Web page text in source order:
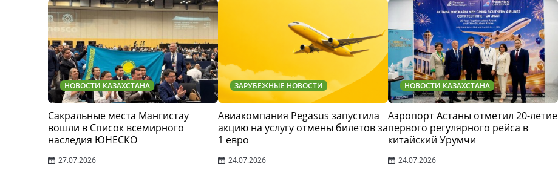
НОВОСТИ КАЗАХСТАНА
Сакральные места Мангистау
вошли в Список всемирного
наследия ЮНЕСКО
27.07.2026
ЗАРУБЕЖНЫЕ НОВОСТИ
Авиакомпания Pegasus запустила
акцию на услугу отмены билетов за
1 евро
24.07.2026
НОВОСТИ КАЗАХСТАНА
Аэропорт Астаны отметил 20-летие
первого регулярного рейса в
китайский Урумчи
24.07.2026